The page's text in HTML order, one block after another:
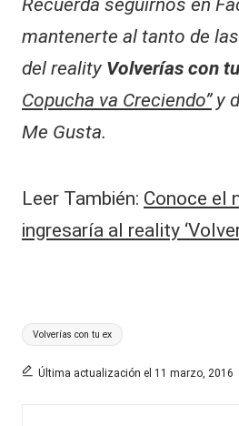
Recuerda seguirnos en
mantenerte al tanto de
del reality Volverías con
Copucha va Creciendo”y
Me Gusta.
Leer También: Conoce el
ingresaría al reality
Etiquetas:
Volverías con tu ex
Última actualización el 11 marzo, 2016